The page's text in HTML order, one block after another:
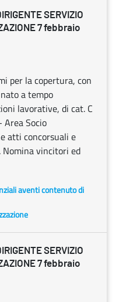
SERVIZIO
7 febbraio
per la copertura, con
a tempo
lavorative, di cat. C
Area Socio
atti concorsuali e
vincitori ed
aventi contenuto di
SERVIZIO
7 febbraio